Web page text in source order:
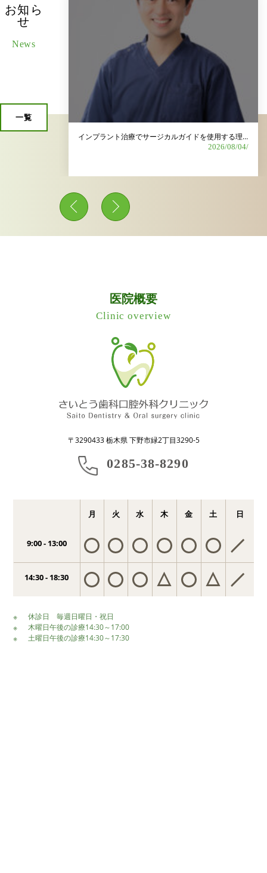
お知ら
せ
News
一覧
インプラント治療でサージカルガイドを使用する理由は？
2026/08/04/
医院概要
Clinic overview
〒3290433 栃木県 下野市緑2丁目3290-5
0285-38-8290
月 火 水 木 金 土 日
9:00 - 13:00
14:30 - 18:30
休診日 毎週日曜日・祝日
木曜日午後の診療14:30～17:00
土曜日午後の診療14:30～17:30